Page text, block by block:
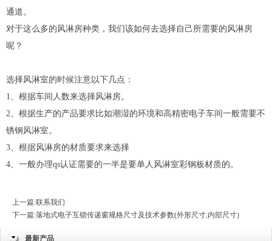
通道。
对于这么多的风淋房种类，我们该如何去选择自己所需要的风淋房
呢？
选择风淋室的时候注意以下几点：
1、根据车间人数来选择风淋房。
2、根据生产的产品要求比如潮湿的环境和高精密电子车间一般需要不
锈钢风淋室。
3、根据风淋房的材质要求来选择
4、一般办理qs认证需要的一半是要单人风淋室彩钢板材质的。
上一篇:联系我们
下一篇:落地式电子互锁传递窗规格尺寸及技术参数(外形尺寸,内部尺寸)
最新产品